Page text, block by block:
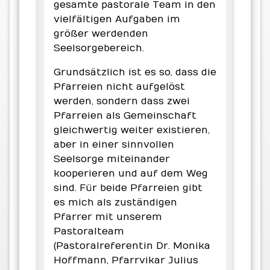
gesamte pastorale Team in den
vielfältigen Aufgaben im
größer werdenden
Seelsorgebereich.
Grundsätzlich ist es so, dass die
Pfarreien nicht aufgelöst
werden, sondern dass zwei
Pfarreien als Gemeinschaft
gleichwertig weiter existieren,
aber in einer sinnvollen
Seelsorge miteinander
kooperieren und auf dem Weg
sind. Für beide Pfarreien gibt
es mich als zuständigen
Pfarrer mit unserem
Pastoralteam
(Pastoralreferentin Dr. Monika
Hoffmann, Pfarrvikar Julius